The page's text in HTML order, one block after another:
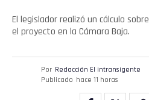
El legislador realizó un cálculo
el proyecto en la Cámara Baja.
Por Redacción El intransigente
Publicado hace 11 horas